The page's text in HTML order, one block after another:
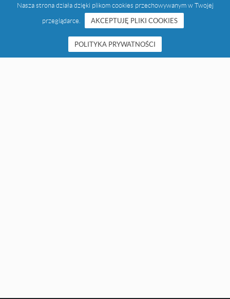
Nasza strona działa dzięki plikom cookies przechowywanym w Twojej
przeglądarce.
AKCEPTUJĘ PLIKI COOKIES
POLITYKA PRYWATNOŚCI